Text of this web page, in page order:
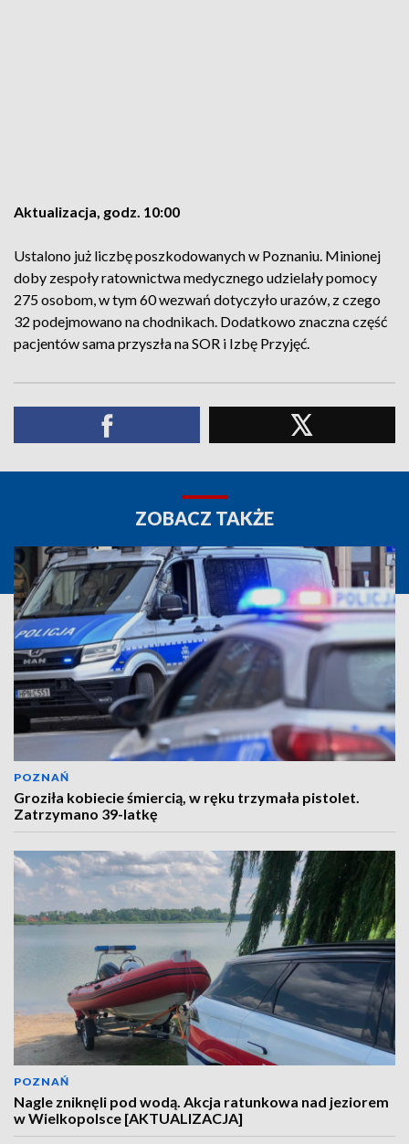
Aktualizacja, godz. 10:00
Ustalono już liczbę poszkodowanych w Poznaniu. Minionej
doby zespoły ratownictwa medycznego udzielały pomocy
275 osobom, w tym 60 wezwań dotyczyło urazów, z czego
32 podejmowano na chodnikach. Dodatkowo znaczna część
pacjentów sama przyszła na SOR i Izbę Przyjęć.
ZOBACZ TAKŻE
POZNAŃ
Groziła kobiecie śmiercią, w ręku trzymała pistolet.
Zatrzymano 39-latkę
POZNAŃ
Nagle zniknęli pod wodą. Akcja ratunkowa nad jeziorem
w Wielkopolsce [AKTUALIZACJA]